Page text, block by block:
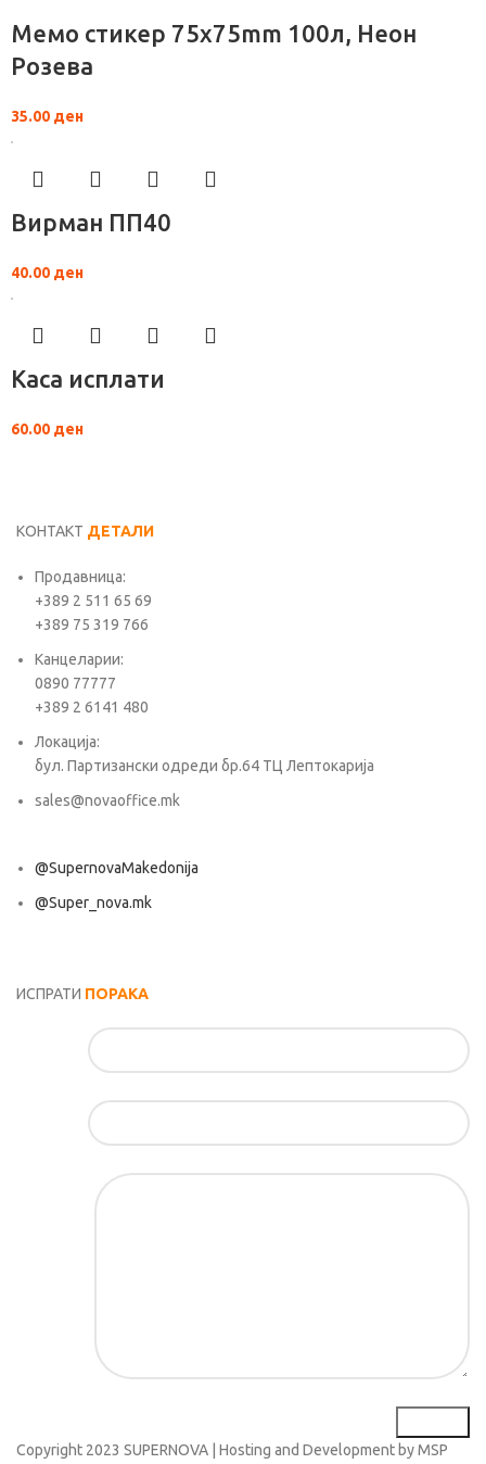
Мемо стикер 75x75mm 100л, Неон
Розева
35.00 ден
Вирман ПП40
40.00 ден
Каса исплати
60.00 ден
КОНТАКТ ДЕТАЛИ
Продавница:
+389 2 511 65 69
+389 75 319 766
Канцеларии:
0890 77777
+389 2 6141 480
Локација:
бул. Партизански одреди бр.64 ТЦ Лептокарија
sales@novaoffice.mk
@SupernovaMakedonija
@Super_nova.mk
ИСПРАТИ ПОРАКА
Copyright 2023 SUPERNOVA | Hosting and Development by MSP